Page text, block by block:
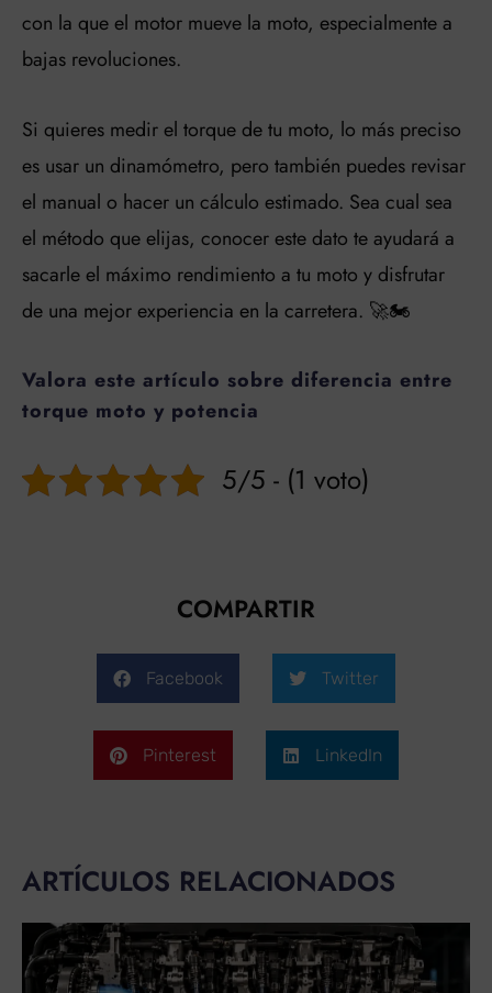
con la que el motor mueve la moto, especialmente a
bajas revoluciones.
Si quieres medir el torque de tu moto, lo más preciso
es usar un dinamómetro, pero también puedes revisar
el manual o hacer un cálculo estimado. Sea cual sea
el método que elijas, conocer este dato te ayudará a
sacarle el máximo rendimiento a tu moto y disfrutar
de una mejor experiencia en la carretera. 🚀🏍️
Valora este artículo sobre diferencia entre
torque moto y potencia
5/5 - (1 voto)
COMPARTIR
Facebook Twitter
Pinterest LinkedIn
ARTÍCULOS RELACIONADOS